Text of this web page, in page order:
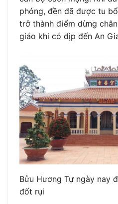
phóng, đền đã được tu
trở thành điểm dừng
giáo khi có dịp đến An
Bửu Hương Tự ngày nay
đốt rụi